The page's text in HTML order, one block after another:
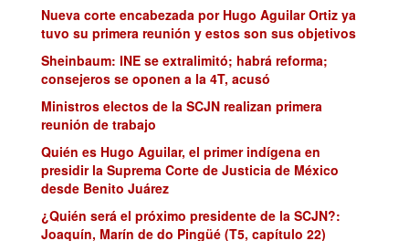
Nueva corte encabezada por Hugo Aguilar Ortiz ya
tuvo su primera reunión y estos son sus objetivos
Sheinbaum: INE se extralimitó; habrá reforma;
consejeros se oponen a la 4T, acusó
Ministros electos de la SCJN realizan primera
reunión de trabajo
Quién es Hugo Aguilar, el primer indígena en
presidir la Suprema Corte de Justicia de México
desde Benito Juárez
¿Quién será el próximo presidente de la SCJN?:
Joaquín, Marín de do Pingüé (T5, capítulo 22)